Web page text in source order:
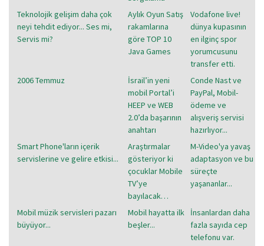
Teknolojik gelişim daha çok
neyi tehdit ediyor... Ses mi,
Servis mi?
Aylık Oyun Satış
rakamlarına
göre TOP 10
Java Games
Vodafone live!
dünya kupasının
en ilginç spor
yorumcusunu
transfer etti.
2006 Temmuz
İsrail’in yeni
mobil Portal’i
HEEP ve WEB
2.0’da başarının
anahtarı
Conde Nast ve
PayPal, Mobil-
ödeme ve
alışveriş servisi
hazırlıyor...
Smart Phone'ların içerik
servislerine ve gelire etkisi...
Araştırmalar
gösteriyor ki
çocuklar Mobile
TV’ye
bayılacak…
M-Video'ya yavaş
adaptasyon ve bu
süreçte
yaşananlar...
Mobil müzik servisleri pazarı
büyüyor...
Mobil hayatta ilk
beşler...
İnsanlardan daha
fazla sayıda cep
telefonu var.